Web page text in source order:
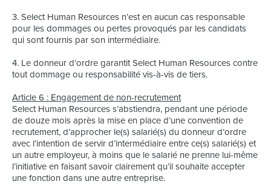
3. Select Human Resources n’est en aucun cas responsable
pour les dommages ou pertes provoqués par les candidats
qui sont fournis par son intermédiaire.
4. Le donneur d’ordre garantit Select Human Resources contre
tout dommage ou responsabilité vis-à-vis de tiers.
Article 6 : Engagement de non-recrutement
Select Human Resources s’abstiendra, pendant une période
de douze mois après la mise en place d’une convention de
recrutement, d’approcher le(s) salarié(s) du donneur d’ordre
avec l’intention de servir d’intermédiaire entre ce(s) salarié(s) et
un autre employeur, à moins que le salarié ne prenne lui-même
l’initiative en faisant savoir clairement qu’il souhaite accepter
une fonction dans une autre entreprise.